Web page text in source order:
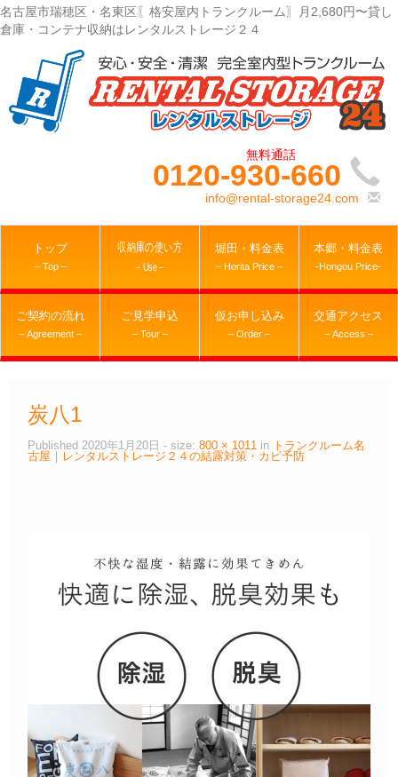
名古屋市瑞穂区・名東区〖格安屋内トランクルーム〗月2,680円〜貸し
倉庫・コンテナ収納はレンタルストレージ２４
0120-930-660
info@rental-storage24.com
トップ
– Top –
収納庫の使い方
– Use –
堀田・料金表
– Horita Price –
本郷・料金表
-Hongou Price-
ご契約の流れ
– Agreement –
ご見学申込
– Tour –
仮お申し込み
– Order –
交通アクセス
– Access –
炭八1
Published 2020年1月20日 - size: 800 × 1011 in トランクルーム名
古屋｜レンタルストレージ２４の結露対策・カビ予防